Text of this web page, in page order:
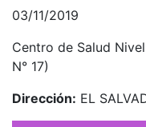
03/11/2019
Centro de Salud
N° 17)
Dirección: EL